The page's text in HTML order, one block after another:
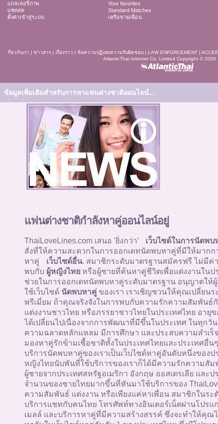
แกลเลอรี่ภาพ
แชทสด
ตั้งค่าเข้าสู่ระบบ
Your favorites
Standard Matches
เครือข่ายเพื่อน
กี่ยวกับเรา | ข่าวสาร| เรื่องราว | ข้อความปฏิเสธความรับผิดชอบ| LAW ENFORCEMENT|
AtlanticThai Internet Co. Limited Copyright © 2006
ข้อมูลเพิ่มเติมสำหรับการหาแฟนต่างชาติออนไลน์...
แฟนต่างชาติกำลังหาคู่ออนไลน์อยู่
ThaiLoveLines.com เสนอ 'ยิ่งกว่า'
เว็บไซด์ในการนัดพบ
สั่งที่ให้ความสะดวกในการออกเดทนัดพบหาคู่ที่มีให้มากก
หาคู่
เว็บไซด์อื่น. สมาชิกระดับมาตรฐานสมัครฟรี ไม่มีค่
พบกับ ผู้หญิงไทยหรือผู้ชายที่ค้นหาคู่ชีวิตเพื่อแต่งงานในป
ช่วยในการออกเดทนัดพบหาคู่ระดับมาตรฐาน อนุญาตให้
ใช้เว็บไซด์ นัดพบหาคู่ของเรา เราเชิญชวนให้คุณเปลี่ยน
พรีเมี่ยม ถ้าคุณจริงจังในการพบกับความรักความสัมพันธ์
แต่งงานชาวไทย หรือภรรยาชาวไทยในประเทศไทย อายุข
ได้เปลี่ยนไปเนื่องจากการพัฒนาที่มีขึ้นในประเทศ ในทุกวั
ความฉลาดหลักแหลม มีการศึกษา และประสบความสำเร็
มองหาคู่รักข้ามเชื้อชาติทั้งในประเทศไทยและประเทศอื่น
บริการนัดพบหาคู่ของเราเป็นเว็บไซด์หาคู่อันดับหนึ่งของป
หญิงไทยนับพันที่ใช้บริการของเราก็ได้มีความรักความสัม
ผู้ชายจากประเทศสหรัฐอเมริกา อังกฤษ ออสเตรเลีย และ
จำนวนของชายไทยมากขึ้นที่หันมาใช้บริการของ
ความสัมพันธ์ แต่งงาน หรือเพียงแค่หาเพื่อน สมาชิกในระ
บริการแชทกับคนไทย โทรศัพท์ทางอินเตอร์เน็ตผ่านโปรแ
เมลล์ และบริการหาคู่ที่มีความสร้างสรรค์ ซึ่งจะทำให้คุณ